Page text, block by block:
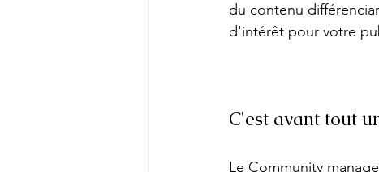
du contenu
d'intérêt pour votre
C'est avant tout
Le Community